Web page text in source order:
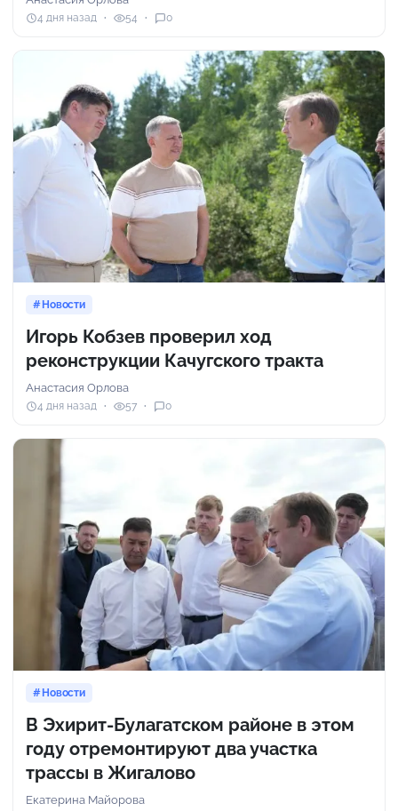
4 дня назад 54 0
Новости
Игорь Кобзев проверил ход
реконструкции Качугского тракта
Анастасия Орлова
4 дня назад 57 0
Новости
В Эхирит-Булагатском районе в этом
году отремонтируют два участка
трассы в Жигалово
Екатерина Майорова